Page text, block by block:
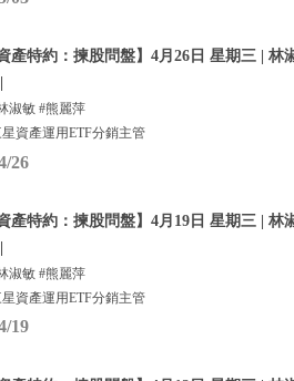
產特約：揀股問盤】4月26日 星期三 | 林
淑敏 #熊麗萍
資產運用ETF分銷主管
26
產特約：揀股問盤】4月19日 星期三 | 林
淑敏 #熊麗萍
資產運用ETF分銷主管
19